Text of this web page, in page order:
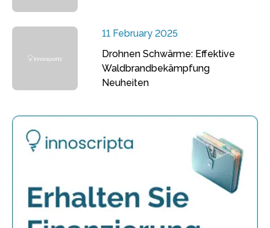
11 February 2025
Drohnen Schwärme: Effektive
Waldbrandbekämpfung
Neuheiten